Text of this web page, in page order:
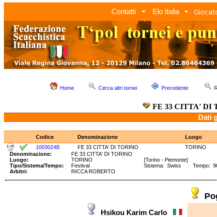
Contatti Elo Italia
Home Cerca altri tornei Precedente
FE 33 CITTA' DI
Dati
Codice Denominazione
Luogo
1003024B
FE 33 CITTA' DI TORINO
TORINO
Denominazione:
FE 33 CITTA' DI TORINO
Luogo:
TORINO
[Torino - Piemonte]
Tipo/Sistema/Tempo:
Festival
Sistema: Swiss Tempo:
Arbitri:
RICCA ROBERTO
Hsikou Karim Carlo